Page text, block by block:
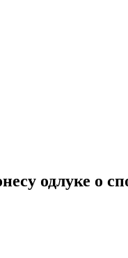
одлуке о